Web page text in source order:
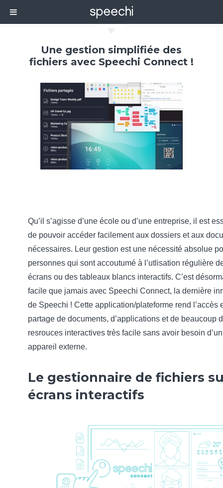
Une gestion simplifiée des
fichiers avec Speechi Connect !
Qu’il s’agisse d’une école ou d’une entreprise, il est
de pouvoir accéder facilement aux dossiers et aux
nécessaires. Leur gestion est une nécessité absolue
personnes qui sont accoutumé à l’utlisation régulière
écrans ou des tableaux blancs interactifs. C’est
facile que jamais avec Speechi Connect, la dernière
de Speechi ! Cette application/plateforme rend l’accès
partage de documents, d’applications et de beaucoup
resrouces interactives très facile sans avoir besoin d’un
appareil externe.
Le gestionnaire de fichiers
écrans interactifs